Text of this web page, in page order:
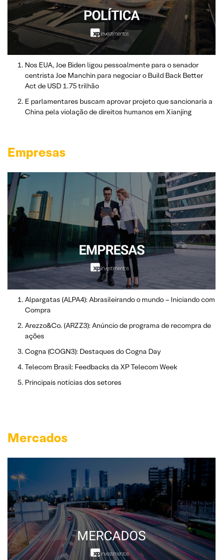
Nos EUA, Joe Biden ligou pessoalmente para o senador
centrista Joe Manchin para negociar o Build Back Better
Act de USD 1.75 trilhão
E parlamentares buscam aprovar projeto que sancionaria a
China pela violação de direitos humanos em Xianjing
Empresas
Alpargatas (ALPA4): Abrasileirando o mundo – Iniciando com
Compra
Arezzo&Co. (ARZZ3): Anúncio de programa de recompra de
ações
Cogna (COGN3): Destaques do Cogna Day
Telecom Brasil: Feedbacks da XP Telecom Week
Principais notícias dos setores
Mercados